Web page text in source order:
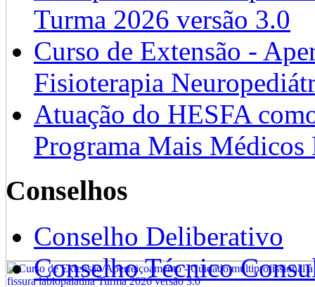
Turma 2026 versão 3.0
Curso de Extensão -
Fisioterapia
Atuação do HESFA
Programa Mais
Conselhos
Conselho Deliberativo
Conselho Técnico